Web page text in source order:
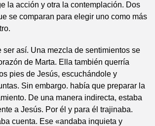
la acción y otra la contemplación. Dos
se comparan para elegir uno como más
ser así. Una mezcla de sentimientos se
de Marta. Ella también querría
pies de Jesús, escuchándole y
Sin embargo. había que preparar la
De una manera indirecta, estaba
a Jesús. Por él y para él trajinaba.
cuenta. Ese «andaba inquieta y